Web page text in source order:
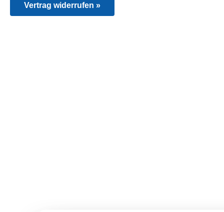
Vertrag widerrufen »